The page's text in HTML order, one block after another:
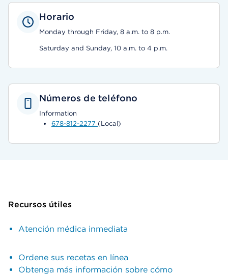
Horario
Monday through Friday, 8 a.m. to 8 p.m.
Saturday and Sunday, 10 a.m. to 4 p.m.
Números de teléfono
Information
678-812-2277 (Local)
Recursos útiles
Atención médica inmediata
Ordene sus recetas en línea
Obtenga más información sobre cómo